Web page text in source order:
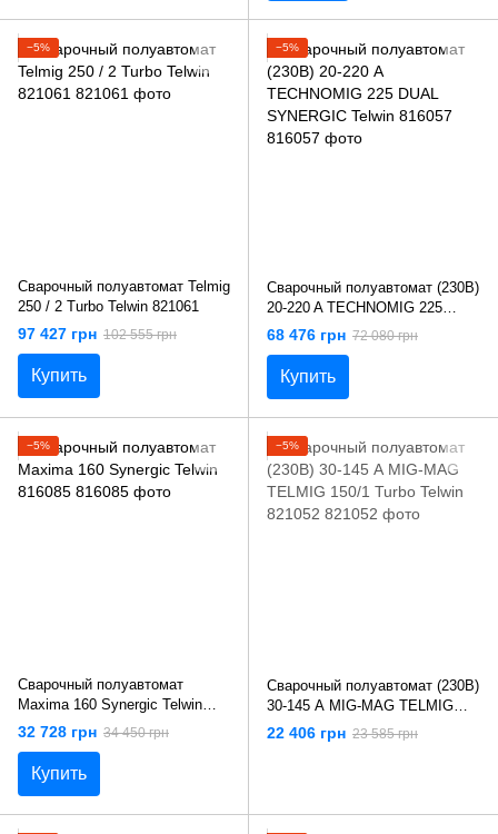
−5%
Сварочный полуавтомат Telmig
250 / 2 Turbo Telwin 821061
97 427 грн 102 555 грн
Купить
−5%
Сварочный полуавтомат (230В)
20-220 A TECHNOMIG 225
DUAL SYNERGIC Telwin 816057
68 476 грн 72 080 грн
Купить
−5%
Сварочный полуавтомат
Maxima 160 Synergic Telwin
816085
32 728 грн 34 450 грн
Купить
−5%
Сварочный полуавтомат (230В)
30-145 А MIG-MAG TELMIG
150/1 Turbo Telwin 821052
22 406 грн 23 585 грн